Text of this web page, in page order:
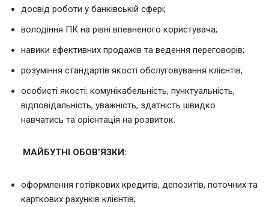
досвід роботи у банківській сфері;
володіння ПК на рівні впевненого користувача;
навики ефективних продажів та ведення переговорів;
розуміння стандартів якості обслуговування клієнтів;
особисті якості: комунікабельність, пунктуальність,
відповідальність, уважність, здатність швидко
навчатись та орієнтація на розвиток.
МАЙБУТНІ ОБОВ’ЯЗКИ:
оформлення готівкових кредитів, депозитів, поточних та
карткових рахунків клієнтів;